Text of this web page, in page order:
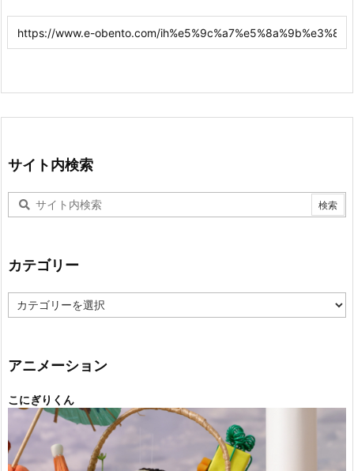
サイト内検索
カテゴリー
テ
ー
アニメーション
こにぎりくん